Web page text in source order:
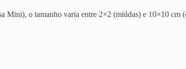
o tamanho varia entre 2×2 (miúdas) e 10×10 cm